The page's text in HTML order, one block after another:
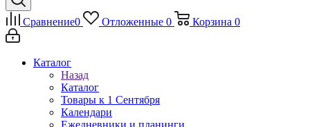
Сравнение0 Отложенные 0 Корзина 0
Каталог
Назад
Каталог
Товары к 1 Сентября
Календари
Ежедневники и планинги